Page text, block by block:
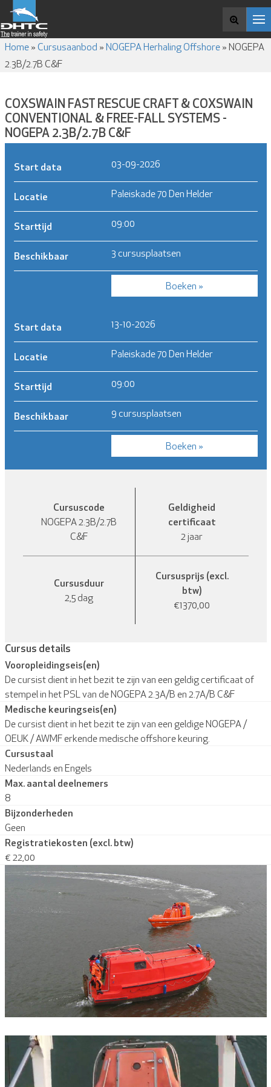
CURSUSAANBOD
OVER DHTC
VACATURES
NIEUWS EN MEDIA
CONTACT
Zoek en boek
Home» Cursusaanbod » NOGEPA Herhaling Offshore» NOGEPA
2.3B/2.7B C&F
COXSWAIN FAST RESCUE CRAFT & COXSWAIN
CONVENTIONAL & FREE-FALL SYSTEMS -
NOGEPA 2.3B/2.7B C&F
Start data 03-09-2026
Locatie Paleiskade 70 Den Helder
Starttijd 09:00
Beschikbaar 3 cursusplaatsen
Boeken »
Start data 13-10-2026
Locatie Paleiskade 70 Den Helder
Starttijd 09:00
Beschikbaar 9 cursusplaatsen
Boeken »
Cursuscode
NOGEPA 2.3B/2.7B
C&F
Geldigheid
certificaat
2 jaar
Cursusduur
2,5 dag
Cursusprijs (excl.
btw)
€1370,00
Cursus details
Vooropleidingseis(en)
De cursist dient in het bezit te zijn van een geldig certificaat of
stempel in het PSL van de NOGEPA 2.3A/B en 2.7A/B C&F
Medische keuringseis(en)
De cursist dient in het bezit te zijn van een geldige NOGEPA /
OEUK / AWMF erkende medische offshore keuring.
Cursustaal
Nederlands en Engels
Max. aantal deelnemers
8
Bijzonderheden
Geen
Registratiekosten (excl. btw)
€ 22,00